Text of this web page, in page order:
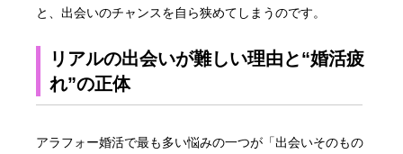
と、出会いのチャンスを自ら狭めてしまうのです。
リアルの出会いが難しい理由と“婚活疲
れ”の正体
アラフォー婚活で最も多い悩みの一つが「出会いそのもの